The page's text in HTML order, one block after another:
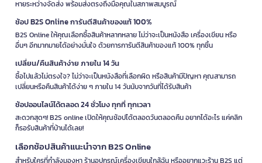
หายระหว่างจัดส่ง พร้อมส่งตรงถึงมือคุณในสภาพสมบูรณ์
ช้อป B2S Online การันตีสินค้าของแท้ 100%
B2S Online ให้คุณเลือกซื้อสินค้าหลากหลาย ไม่ว่าจะเป็นหนังสือ เครื่องเขียน หรือ
อื่นๆ อีกมากมายได้อย่างมั่นใจ ด้วยการการันตีสินค้าของแท้ 100% ทุกชิ้น
เปลี่ยน/คืนสินค้าง่าย ภายใน 14 วัน
ซื้อไปแล้วไม่ตรงใจ? ไม่ว่าจะเป็นหนังสือที่เลือกผิด หรือสินค้ามีปัญหา คุณสามารถ
เปลี่ยนหรือคืนสินค้าได้ง่าย ๆ ภายใน 14 วันนับจากวันที่ได้รับสินค้า
ช้อปออนไลน์ได้ตลอด 24 ชั่วโมง ทุกที่ ทุกเวลา
สะดวกสุดๆ! B2S online เปิดให้คุณช้อปได้ตลอดวันตลอดคืน อยากได้อะไร แค่คลิก
ก็รอรับสินค้าที่บ้านได้เลย!
เลือกช้อปสินค้าแนะนำจาก B2S Online
สำหรับใครที่กำลังมองหา ร้านอุปกรณ์เครื่องเขียนใกล้ฉัน หรืออยากแวะร้าน B2S แต่